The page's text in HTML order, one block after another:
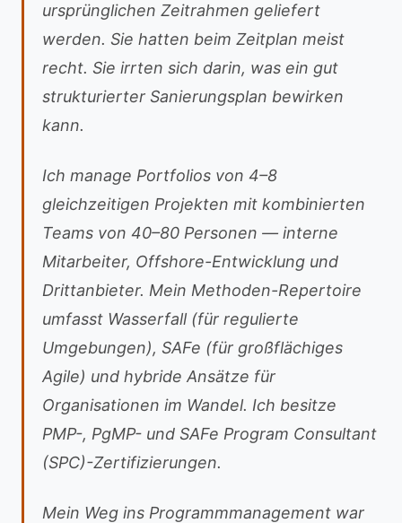
ursprünglichen Zeitrahmen geliefert
werden. Sie hatten beim Zeitplan meist
recht. Sie irrten sich darin, was ein gut
strukturierter Sanierungsplan bewirken
kann.
Ich manage Portfolios von 4–8
gleichzeitigen Projekten mit kombinierten
Teams von 40–80 Personen — interne
Mitarbeiter, Offshore-Entwicklung und
Drittanbieter. Mein Methoden-Repertoire
umfasst Wasserfall (für regulierte
Umgebungen), SAFe (für großflächiges
Agile) und hybride Ansätze für
Organisationen im Wandel. Ich besitze
PMP-, PgMP- und SAFe Program Consultant
(SPC)-Zertifizierungen.
Mein Weg ins Programmmanagement war